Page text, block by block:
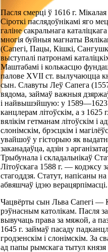
Пасля смерці ў 1616 г.
Сіроткі паслядоўнікамі яго
галіне сакральнага
многія буйныя магнаты
(Сапегі, Пацы, Кішкі,
выступалі патронамі
Маштабамі і колькасцю
палове ХVІІ ст. вылучаюцца
сын. Славуты Леў Сапега
вядома, займаў важныя
і найвышэйшую: у 1589—1623
канцлерам літоўскім, а з
вялікім гетманам літоўскім і
слонімскім, брэсцкім і
увайшоў у гісторыю як
заканадаўца, адзін з
Трыбунала і складальнікаў
Літоўскага 1588 г. — кодэксу
стагоддзя. Статут, напісаны
абвяшчаў ідэю верацярпімасці.
Чацвёрты сын Льва Сапегі —
рэўнасным католікам. Пасля
вывучаць права за мяжой, а
1645 г. займаў пасаду
гродзенскім і слонімскім. За
ад папы рымскага тытул